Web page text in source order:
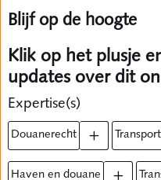
Blijf op de hoogte
Klik op het plusje
updates over dit
Expertise(s)
douanerecht
haven en douane